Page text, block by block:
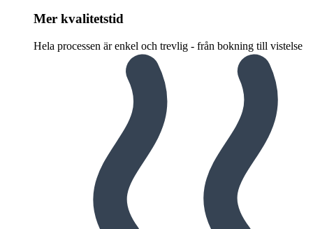
Mer kvalitetstid
Hela processen är enkel och trevlig - från bokning till vistelse